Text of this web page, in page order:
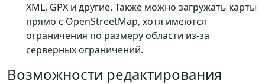
XML, GPX и другие. Также можно загружать карты
прямо с OpenStreetMap, хотя имеются
ограничения по размеру области из-за
серверных ограничений.
Возможности редактирования